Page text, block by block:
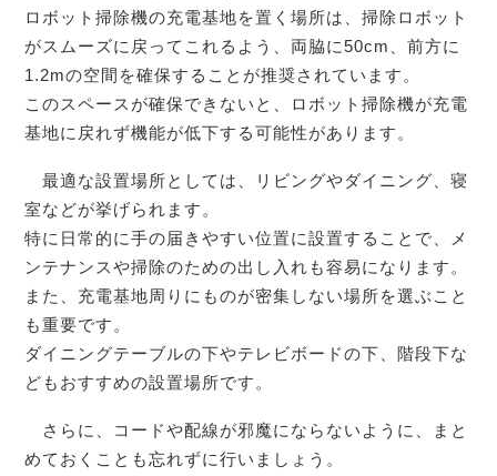
ロボット掃除機の充電基地を置く場所は、掃除ロボット
がスムーズに戻ってこれるよう、両脇に50cm、前方に
1.2mの空間を確保することが推奨されています。
このスペースが確保できないと、ロボット掃除機が充電
基地に戻れず機能が低下する可能性があります。
最適な設置場所としては、リビングやダイニング、寝
室などが挙げられます。
特に日常的に手の届きやすい位置に設置することで、メ
ンテナンスや掃除のための出し入れも容易になります。
また、充電基地周りにものが密集しない場所を選ぶこと
も重要です。
ダイニングテーブルの下やテレビボードの下、階段下な
どもおすすめの設置場所です。
さらに、コードや配線が邪魔にならないように、まと
めておくことも忘れずに行いましょう。